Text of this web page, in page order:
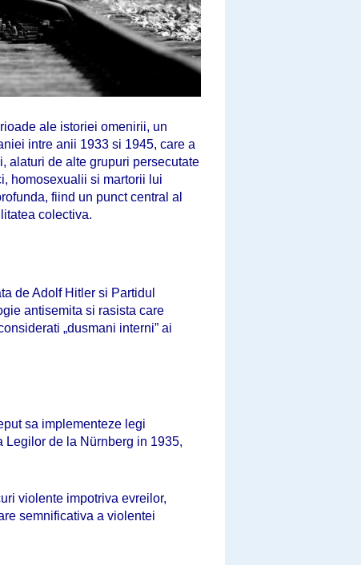
ale istoriei omenirii, un
intre anii 1933 si 1945, care a
alaturi de alte grupuri persecutate
homosexualii si martorii lui
fiind un punct central al
colectiva.
de Adolf Hitler si Partidul
antisemita si rasista care
„dusmani interni” ai
sa implementeze legi
Legilor de la Nürnberg in 1935,
violente impotriva evreilor,
semnificativa a violentei